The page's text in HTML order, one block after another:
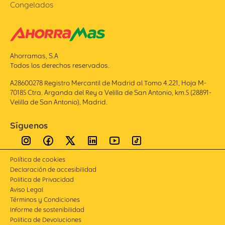
Congelados
Ahorramas, S.A
Todos los derechos reservados.
A28600278 Registro Mercantil de Madrid al Tomo 4.221, Hoja M-
70185 Ctra. Arganda del Rey a Velilla de San Antonio, km.5 (28891-
Velilla de San Antonio), Madrid.
Síguenos
Política de cookies
Declaración de accesibilidad
Politica de Privacidad
Aviso Legal
Términos y Condiciones
Informe de sostenibilidad
Politica de Devoluciones